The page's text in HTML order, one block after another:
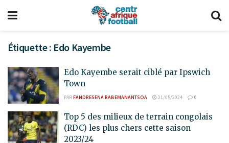
Étiquette : Edo Kayembe
Edo Kayembe serait ciblé par Ipswich
Town
PARFANDRESENA RABEMANANTSOA 21/05/2024 0
Top 5 des milieux de terrain congolais
(RDC) les plus chers cette saison
2023/24